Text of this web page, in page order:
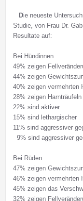
Die neueste
Studie, von Frau Dr.
Resultate auf:
Bei Hündinnen
49% zeigen
44% zeigen
40% zeigen vermehrten
28% zeigen
22% sind aktiver
15% sind lethargischer
11% sind aggressiver
9% sind aggressiver
Bei Rüden
47% zeigen
46% zeigen vermehrten
45% zeigen das
32% zeigen